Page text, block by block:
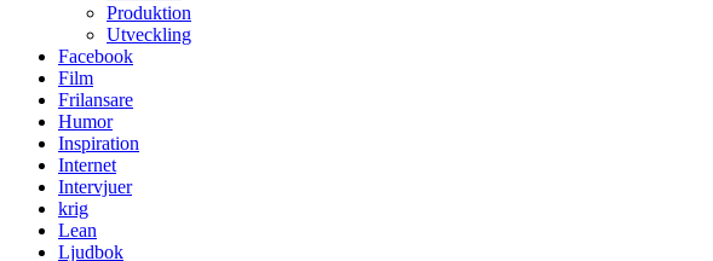
Produktion
Utveckling
Facebook
Film
Frilansare
Humor
Inspiration
Internet
Intervjuer
krig
Lean
Ljudbok